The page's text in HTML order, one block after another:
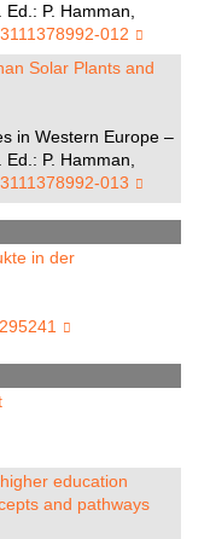
P. Hamman,
012
Solar Plants and
in Western Europe –
P. Hamman,
013
in der
education
and pathways